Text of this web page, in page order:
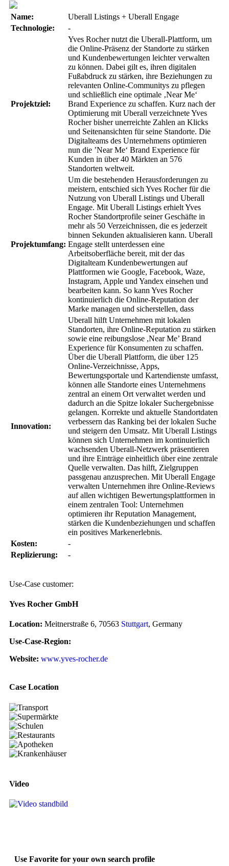
Name:
Uberall Listings + Uberall Engage
Technologie:
-
Projektziel:
Yves Rocher nutzt die Uberall-Plattform, um
die Online-Präsenz der Standorte zu stärken
und Kundenbewertungen leichter verwalten
zu können. Dabei gilt es, ihren digitalen
Fußabdruck zu stärken, ihre Beziehungen zu
relevanten Online-Communitys zu pflegen
und schließlich eine optimale ‚Near Me‘
Brand Experience zu schaffen. Kurz nach der
Optimierung mit Uberall verzeichnete Yves
Rocher bisher unerreichte Zahlen an Klicks
und Seitenansichten für seine Standorte. Die
Digitalteams des Unternehmens optimieren
nun die ’Near Me‘ Brand Experience für
Kunden in über 40 Märkten an 576
Standorten weltweit.
Projektumfang:
Um die bestehenden Herausforderungen zu
meistern, entschied sich Yves Rocher für die
Nutzung von Uberall Listings und Uberall
Engage. Mit Uberall Listings erhielt Yves
Rocher Standortprofile seiner Geschäfte in
mehr als 50 Verzeichnissen, die es jederzeit
binnen Sekunden aktualisieren kann. Uberall
Engage stellt unterdessen eine
Arbeitsoberfläche bereit, mit der das
Digitalteam Kundenbewertungen auf
Plattformen wie Google, Facebook, Waze,
Instagram, Apple und Yandex einsehen und
bearbeiten kann. So kann Yves Rocher
kontinuierlich die Online-Reputation der
Marke managen und sicherstellen, dass
Innovation:
Uberall hilft Unternehmen mit lokalen
Standorten, ihre Online-Reputation zu stärken
sowie eine reibungslose ,Near Me’ Brand
Experience für Konsumenten zu schaffen.
Über die Uberall Plattform, die über 125
Online-Verzeichnisse, Apps,
Bewertungsportale und Kartendienste umfasst,
können alle Standorte eines Unternehmens
zentral an einem Ort verwaltet werden und
dadurch an die Spitze lokaler Suchergebnisse
gelangen. Korrekte und aktuelle Standortdaten
verbessern das Ranking bei der lokalen Suche
und steigern den Umsatz. Mit Uberall Listings
können sich Unternehmen im kontinuierlich
wachsenden Uberall-Netzwerk präsentieren
und ihre Einträge einheitlich über eine zentrale
Quelle verwalten. Das hilft, Zielgruppen
passgenau anzusprechen. Mit Uberall Engage
verwalten Unternehmen ihre Online-Reviews
auf allen wichtigen Bewertungsplattformen in
einem zentralen Tool: Unternehmen
optimieren ihr Reputation Management,
stärken die Kundenbeziehungen und schaffen
ein positives Markenerlebnis.
Kosten:
-
Replizierung:
-
Use-Case customer:
Yves Rocher GmbH
Location: Meitnerstraße 6, 70563 Stuttgart, Germany
Use-Case-Region:
Website: www.yves-rocher.de
Case Location
Video
Use Favorite for your own search profile